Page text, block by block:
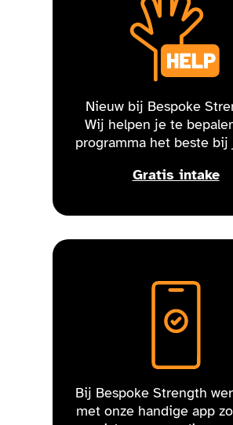
Nieuw bij Bespoke
Wij helpen je te
programma het beste bij
Gratis intake
Bij Bespoke Strength
met onze handige app